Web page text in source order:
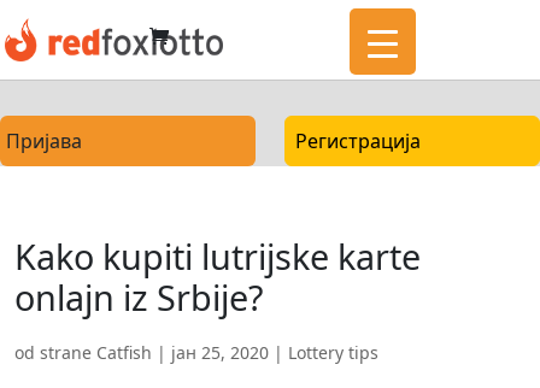
Пријава Регистрација
Kako kupiti lutrijske karte
onlajn iz Srbije?
od strane Catfish | јан 25, 2020 | Lottery tips